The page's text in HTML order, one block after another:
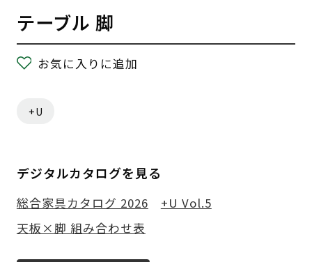
テーブル 脚
お気に入りに追加
+U
デジタルカタログを見る
総合家具カタログ 2026
+U Vol.5
天板×脚 組み合わせ表